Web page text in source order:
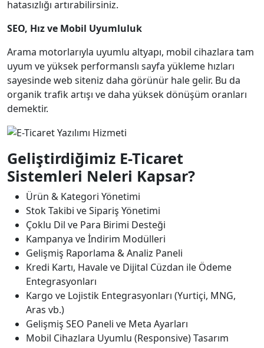
hatasızlığı artırabilirsiniz.
SEO, Hız ve Mobil Uyumluluk
Arama motorlarıyla uyumlu altyapı, mobil cihazlara tam
uyum ve yüksek performanslı sayfa yükleme hızları
sayesinde web siteniz daha görünür hale gelir. Bu da
organik trafik artışı ve daha yüksek dönüşüm oranları
demektir.
Geliştirdiğimiz E-Ticaret
Sistemleri Neleri Kapsar?
Ürün & Kategori Yönetimi
Stok Takibi ve Sipariş Yönetimi
Çoklu Dil ve Para Birimi Desteği
Kampanya ve İndirim Modülleri
Gelişmiş Raporlama & Analiz Paneli
Kredi Kartı, Havale ve Dijital Cüzdan ile Ödeme
Entegrasyonları
Kargo ve Lojistik Entegrasyonları (Yurtiçi, MNG,
Aras vb.)
Gelişmiş SEO Paneli ve Meta Ayarları
Mobil Cihazlara Uyumlu (Responsive) Tasarım